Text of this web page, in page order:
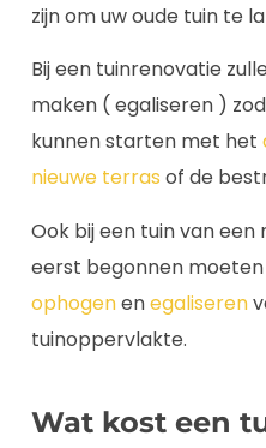
zijn om uw oude tuin te
Bij een tuinrenovatie
maken ( egaliseren )
kunnen starten met het
nieuwe terras of de
Ook bij een tuin van een
eerst begonnen
ophogenenegaliseren
tuinoppervlakte.
Wat kost een